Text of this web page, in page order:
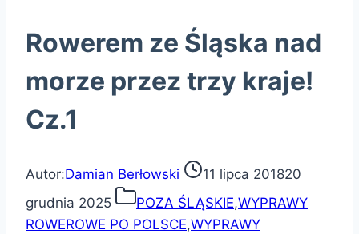
Rowerem ze Śląska nad
morze przez trzy kraje!
Cz.1
Autor:Damian Berłowski 11 lipca 201820
grudnia 2025
POZA ŚLĄSKIE,WYPRAWY
ROWEROWE PO POLSCE,WYPRAWY